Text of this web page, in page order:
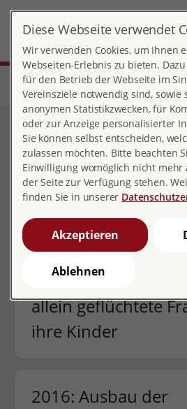
Start Bayern
Ortsverband München
Stiftung pro familia München
Projektübersicht
2018: „Scheiden tut
2018: Neues
allein geflüchtete
ihre Kinder
2016: Ausbau der
Diese Webseite verwendet
Wir verwenden Cookies, um Ihnen
Webseiten-Erlebnis zu bieten.
für den Betrieb der Webseite im
Vereinsziele notwendig sind, sowie
anonymen Statistikzwecken, für
oder zur Anzeige personalisierter
Sie können selbst entscheiden,
zulassen möchten. Bitte beachten
Einwilligung womöglich nicht mehr
der Seite zur Verfügung stehen.
finden Sie in unserer
Akzeptieren
Ablehnen